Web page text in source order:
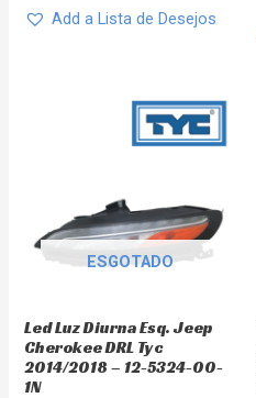
Add a Lista de Desejos
ESGOTADO
Led Luz Diurna Esq. Jeep
Cherokee DRL Tyc
2014/2018 – 12-5324-00-
1N